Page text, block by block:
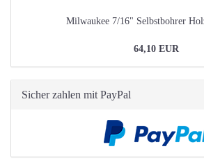
Milwaukee 7/16" Selbstbohrer
64,10 EUR
Sicher zahlen mit PayPal